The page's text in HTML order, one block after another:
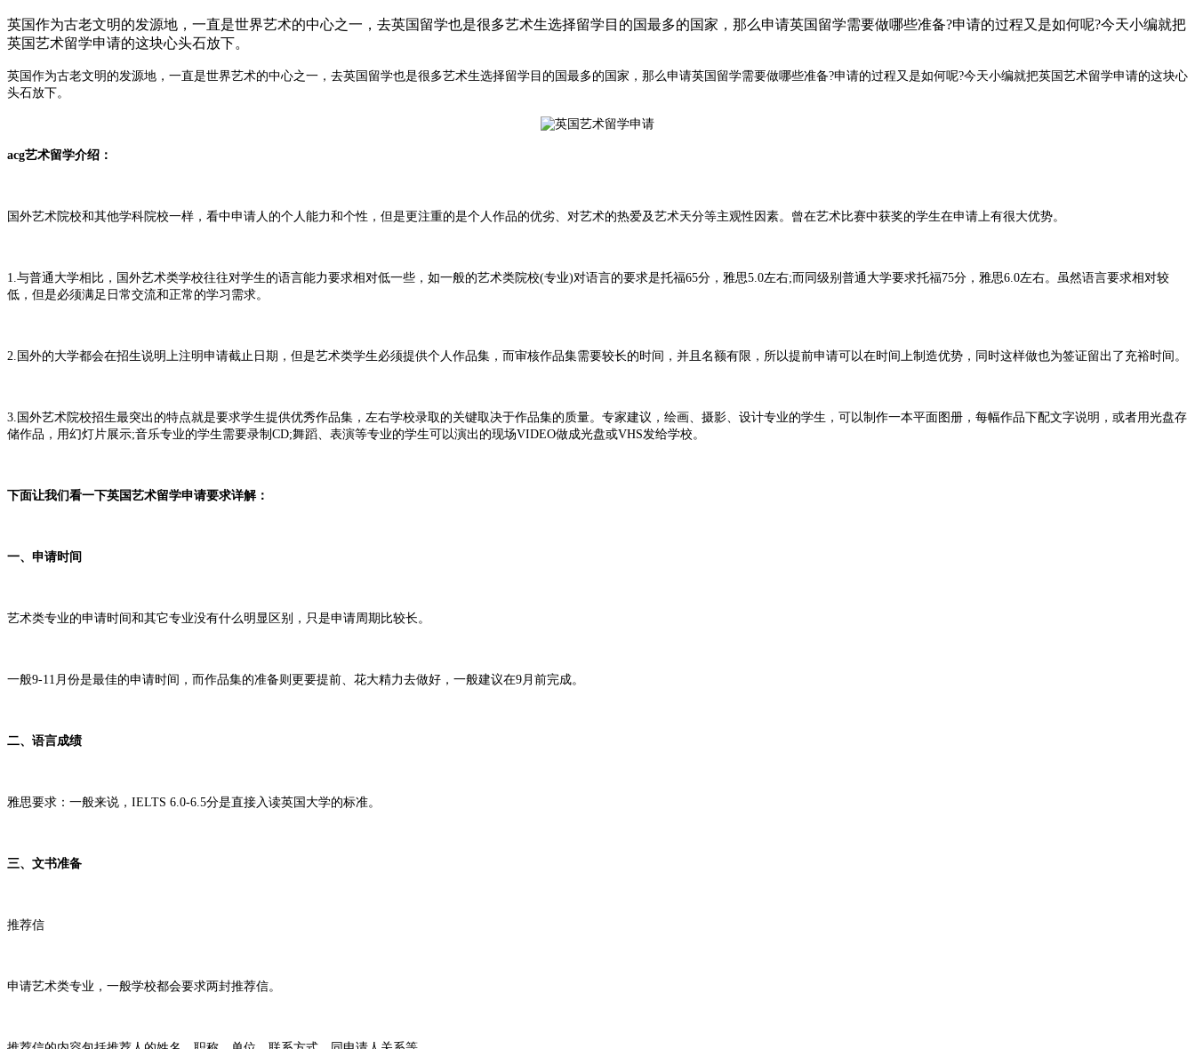
英国作为古老文明的发源地，一直是世界艺术的中心之一，去英国留学也是很多艺术生选择留学目的国最多的国家，那么申请英国留学需要做哪些准备?申请的过程又是如何呢?今天小编就把
英国艺术留学申请的这块心头石放下。
英国作为古老文明的发源地，一直是世界艺术的中心之一，去英国留学也是很多艺术生选择留学目的国最多的国家，那么申请英国留学需要做哪些准备?申请的过程又是如何呢?今天小编就把英国艺术留学申请的这块心
头石放下。
acg艺术留学介绍：
国外艺术院校和其他学科院校一样，看中申请人的个人能力和个性，但是更注重的是个人作品的优劣、对艺术的热爱及艺术天分等主观性因素。曾在艺术比赛中获奖的学生在申请上有很大优势。
1.与普通大学相比，国外艺术类学校往往对学生的语言能力要求相对低一些，如一般的艺术类院校(专业)对语言的要求是托福65分，雅思5.0左右;而同级别普通大学要求托福75分，雅思6.0左右。虽然语言要求相对较
低，但是必须满足日常交流和正常的学习需求。
2.国外的大学都会在招生说明上注明申请截止日期，但是艺术类学生必须提供个人作品集，而审核作品集需要较长的时间，并且名额有限，所以提前申请可以在时间上制造优势，同时这样做也为签证留出了充裕时间。
3.国外艺术院校招生最突出的特点就是要求学生提供优秀作品集，左右学校录取的关键取决于作品集的质量。专家建议，绘画、摄影、设计专业的学生，可以制作一本平面图册，每幅作品下配文字说明，或者用光盘存
储作品，用幻灯片展示;音乐专业的学生需要录制CD;舞蹈、表演等专业的学生可以演出的现场VIDEO做成光盘或VHS发给学校。
下面让我们看一下英国艺术留学申请要求详解：
一、申请时间
艺术类专业的申请时间和其它专业没有什么明显区别，只是申请周期比较长。
一般9-11月份是最佳的申请时间，而作品集的准备则更要提前、花大精力去做好，一般建议在9月前完成。
二、语言成绩
雅思要求：一般来说，IELTS 6.0-6.5分是直接入读英国大学的标准。
三、文书准备
推荐信
申请艺术类专业，一般学校都会要求两封推荐信。